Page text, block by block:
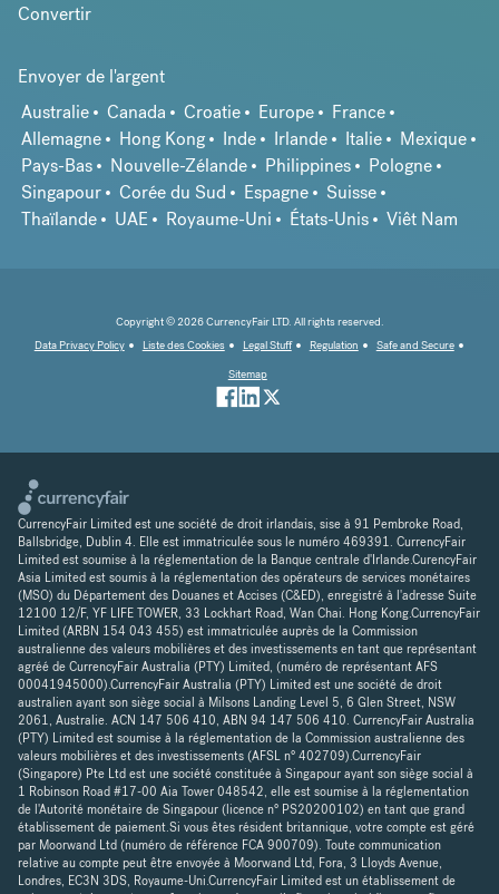
Convertir
Envoyer de l'argent
Australie
Canada Croatie Europe
France
Allemagne
Hong Kong Inde Irlande Italie
Mexique
Pays-Bas
Nouvelle-Zélande Philippines
Pologne
Singapour
Corée du Sud Espagne
Suisse
Thaïlande
UAE Royaume-Uni États-Unis Viêt Nam
Copyright © 2026 CurrencyFair LTD. All rights reserved.
Data Privacy Policy
Liste des Cookies Legal Stuff Regulation
Safe and Secure
Sitemap
CurrencyFair Limited est une société de droit irlandais, sise à 91 Pembroke Road,
Ballsbridge, Dublin 4. Elle est immatriculée sous le numéro 469391. CurrencyFair
Limited est soumise à la réglementation de la Banque centrale d'Irlande.CurencyFair
Asia Limited est soumis à la réglementation des opérateurs de services monétaires
(MSO) du Département des Douanes et Accises (C&ED), enregistré à l'adresse Suite
12100 12/F, YF LIFE TOWER, 33 Lockhart Road, Wan Chai. Hong Kong.CurrencyFair
Limited (ARBN 154 043 455) est immatriculée auprès de la Commission
australienne des valeurs mobilières et des investissements en tant que représentant
agréé de CurrencyFair Australia (PTY) Limited, (numéro de représentant AFS
00041945000).CurrencyFair Australia (PTY) Limited est une société de droit
australien ayant son siège social à Milsons Landing Level 5, 6 Glen Street, NSW
2061, Australie. ACN 147 506 410, ABN 94 147 506 410. CurrencyFair Australia
(PTY) Limited est soumise à la réglementation de la Commission australienne des
valeurs mobilières et des investissements (AFSL n° 402709).CurrencyFair
(Singapore) Pte Ltd est une société constituée à Singapour ayant son siège social à
1 Robinson Road #17-00 Aia Tower 048542, elle est soumise à la réglementation
de l'Autorité monétaire de Singapour (licence n° PS20200102) en tant que grand
établissement de paiement.Si vous êtes résident britannique, votre compte est géré
par Moorwand Ltd (numéro de référence FCA 900709). Toute communication
relative au compte peut être envoyée à Moorwand Ltd, Fora, 3 Lloyds Avenue,
Londres, EC3N 3DS, Royaume-Uni.CurrencyFair Limited est un établissement de